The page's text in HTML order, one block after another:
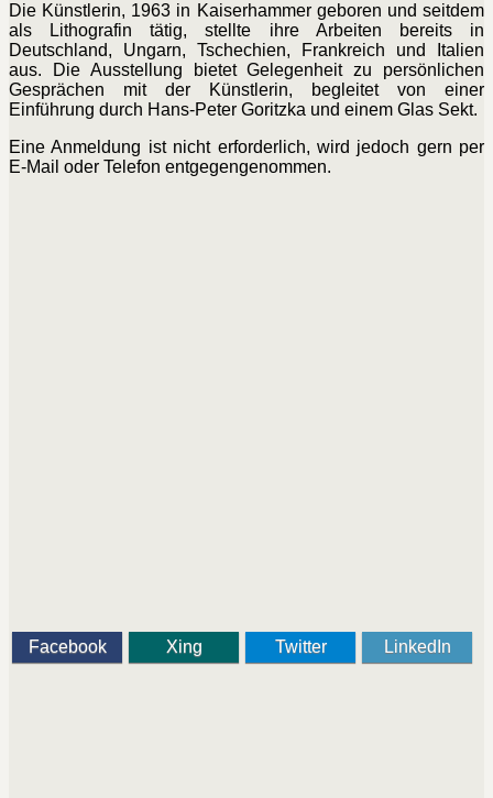
Die Künstlerin, 1963 in Kaiserhammer geboren und seitdem
als Lithografin tätig, stellte ihre Arbeiten bereits in
Deutschland, Ungarn, Tschechien, Frankreich und Italien
aus. Die Ausstellung bietet Gelegenheit zu persönlichen
Gesprächen mit der Künstlerin, begleitet von einer
Einführung durch Hans-Peter Goritzka und einem Glas Sekt.
Eine Anmeldung ist nicht erforderlich, wird jedoch gern per
E-Mail oder Telefon entgegengenommen.
Facebook Xing Twitter LinkedIn